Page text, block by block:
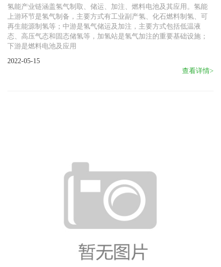
氢能产业链涵盖氢气制取、储运、加注、燃料电池及其应用。氢能
上游环节是氢气制备，主要方式有工业副产氢、化石燃料制氢、可
再生能源制氢等；中游是氢气储运及加注，主要方式包括低温液
态、高压气态和固态储氢等，加氢站是氢气加注的重要基础设施；
下游是燃料电池及应用
2022-05-15
查看详情>